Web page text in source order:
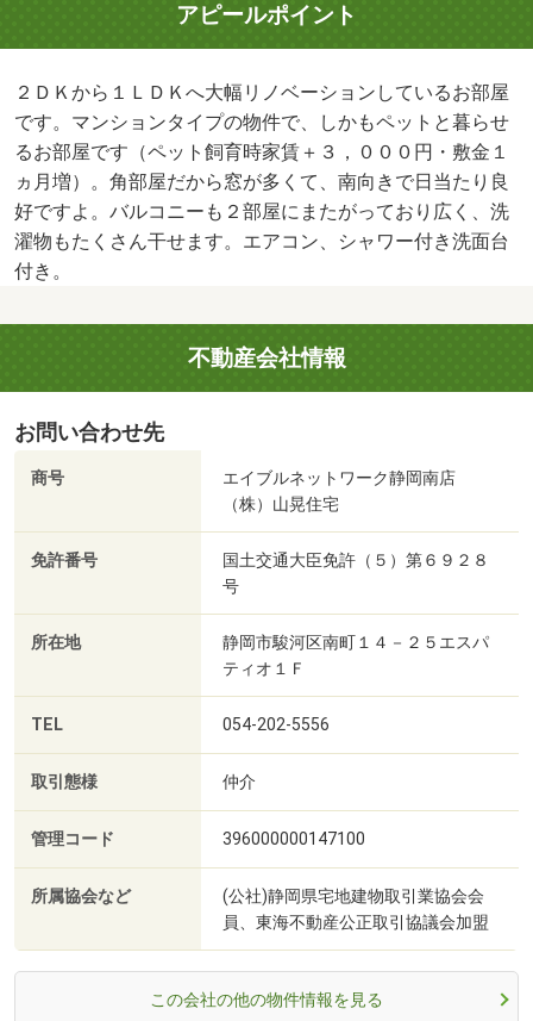
アピールポイント
２ＤＫから１ＬＤＫへ大幅リノベーションしているお部屋
です。マンションタイプの物件で、しかもペットと暮らせ
るお部屋です（ペット飼育時家賃＋３，０００円・敷金１
ヵ月増）。角部屋だから窓が多くて、南向きで日当たり良
好ですよ。バルコニーも２部屋にまたがっており広く、洗
濯物もたくさん干せます。エアコン、シャワー付き洗面台
付き。
不動産会社情報
お問い合わせ先
商号
エイブルネットワーク静岡南店
（株）山晃住宅
免許番号
国土交通大臣免許（５）第６９２８
号
所在地
静岡市駿河区南町１４－２５エスパ
ティオ１Ｆ
TEL 054-202-5556
取引態様 仲介
管理コード 396000000147100
所属協会など
(公社)静岡県宅地建物取引業協会会
員、東海不動産公正取引協議会加盟
この会社の他の物件情報を見る